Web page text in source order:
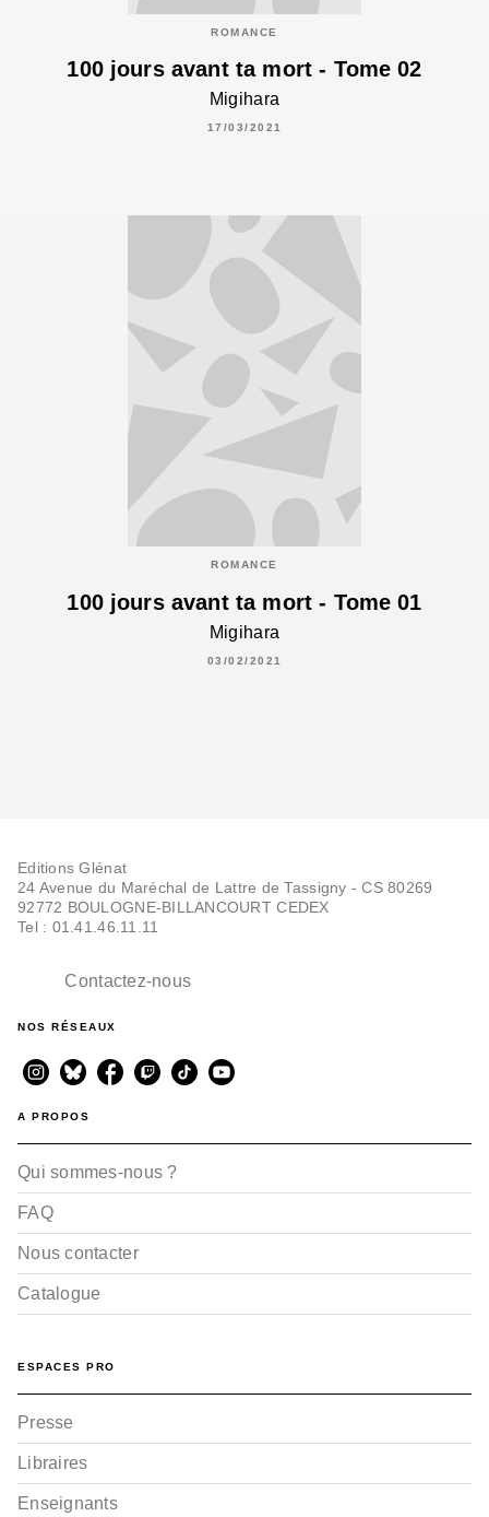
ROMANCE
100 jours avant ta mort - Tome 02
Migihara
17/03/2021
ROMANCE
100 jours avant ta mort - Tome 01
Migihara
03/02/2021
Editions Glénat
24 Avenue du Maréchal de Lattre de Tassigny - CS 80269
92772 BOULOGNE-BILLANCOURT CEDEX
Tel : 01.41.46.11.11
Contactez-nous
NOS RÉSEAUX
A PROPOS
Qui sommes-nous ?
FAQ
Nous contacter
Catalogue
ESPACES PRO
Presse
Libraires
Enseignants